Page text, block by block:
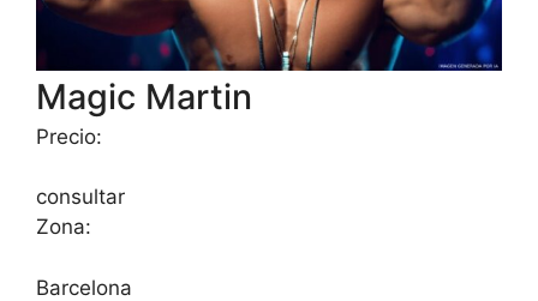
Magic Martin
Precio:
consultar
Zona:
Barcelona